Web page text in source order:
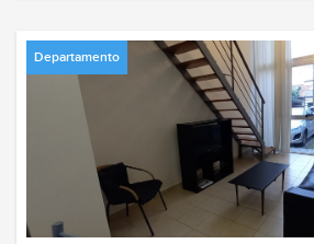
Departamento